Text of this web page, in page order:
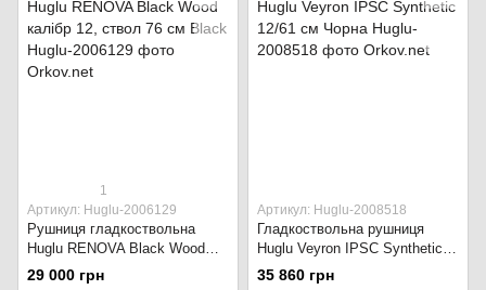
1
Артикул: Huglu-2006129
Рушниця гладкоствольна
Huglu RENOVA Black Wood
калібр 12, ствол 76 см Black
29 000 грн
Артикул: Huglu-2008518
Гладкоствольна рушниця
Huglu Veyron IPSC Synthetic
12/61 см Чорна
35 860 грн